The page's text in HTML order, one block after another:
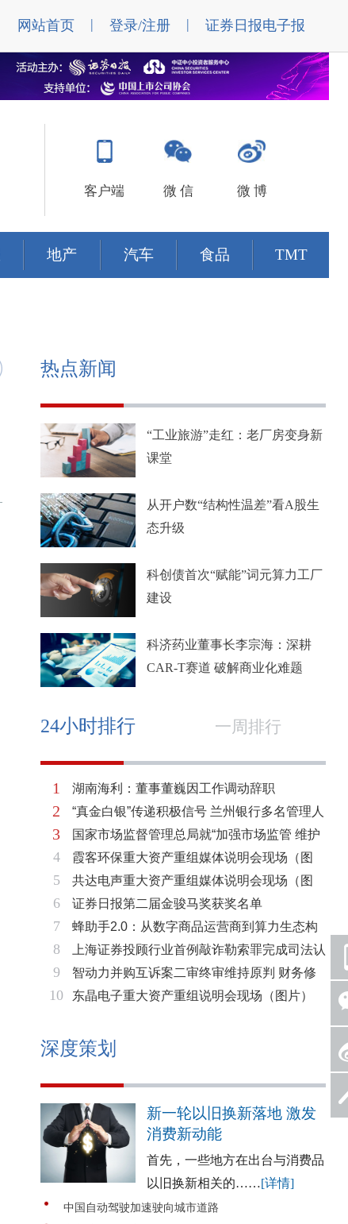
网站首页 | 登录/注册 | 证券日报电子报
客户端 微 信 微 博
地产 汽车 食品 TMT
热点新闻
“工业旅游”走红：老厂房变身新
课堂
从开户数“结构性温差”看A股生
态升级
科创债首次“赋能”词元算力工厂
建设
科济药业董事长李宗海：深耕
CAR-T赛道 破解商业化难题
24小时排行 一周排行
1
2
3
4
5
6
7
8
9
10
湖南海利：董事董巍因工作调动辞职
“真金白银”传递积极信号 兰州银行多名管理人
员拟增持公司股份不低于600万元
国家市场监督管理总局就“加强市场监管 维护
市场秩序”答记者问
霞客环保重大资产重组媒体说明会现场（图
片）
共达电声重大资产重组媒体说明会现场（图
片）
证券日报第二届金骏马奖获奖名单
蜂助手2.0：从数字商品运营商到算力生态构
建者的跃迁
上海证券投顾行业首例敲诈勒索罪完成司法认
定 司法机关重拳打击“职业索赔人”
智动力并购互诉案二审终审维持原判 财务修
复与估值空间同步打开
东晶电子重大资产重组说明会现场（图片）
深度策划
新一轮以旧换新落地 激发
消费新动能
首先，一些地方在出台与消费品
以旧换新相关的……[详情]
中国自动驾驶加速驶向城市道路